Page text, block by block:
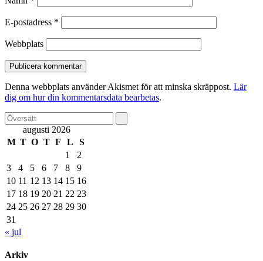
E-postadress *
Webbplats
Denna webbplats använder Akismet för att minska skräppost. Lär
dig om hur din kommentarsdata bearbetas.
augusti 2026
M T O T F L
S
1
2
3
4 5 6 7 8
9
10 11 12 13 14 15 16
17 18 19 20 21 22 23
24 25 26 27 28 29 30
31
« jul
Arkiv